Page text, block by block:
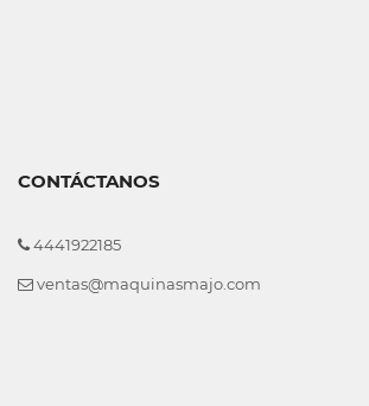
CONTÁCTANOS
4441922185
ventas@maquinasmajo.com